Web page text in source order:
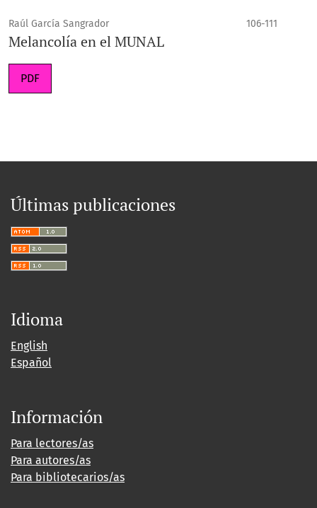
Raúl García Sangrador 106-111
Melancolía en el MUNAL
PDF
Últimas publicaciones
Idioma
English
Español
Información
Para lectores/as
Para autores/as
Para bibliotecarios/as